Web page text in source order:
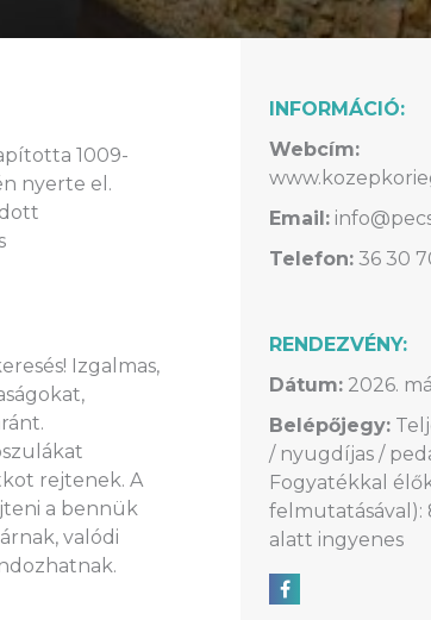
1009-
nyerte el.
Izgalmas,
rejtenek. A
a bennük
valódi
INFORMÁCIÓ:
Webcím:
Email:
Telefon: 36 30
RENDEZVÉNY:
Dátum: 2026.
Belépőjegy:
/ nyugdíjas /
Fogyatékkal
felmutatásával):
alatt ingyenes
Megosztás